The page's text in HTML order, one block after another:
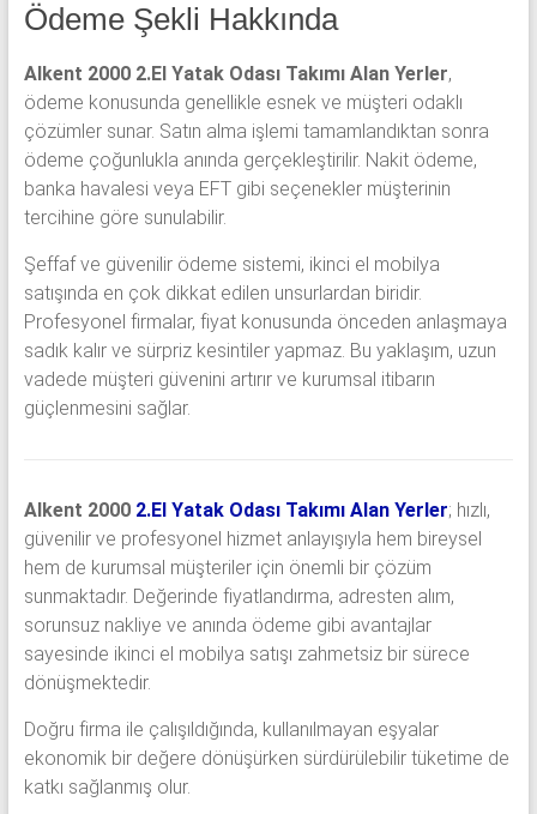
Ödeme Şekli Hakkında
Alkent 2000 2.El Yatak Odası Takımı Alan Yerler,
ödeme konusunda genellikle esnek ve müşteri odaklı
çözümler sunar. Satın alma işlemi tamamlandıktan sonra
ödeme çoğunlukla anında gerçekleştirilir. Nakit ödeme,
banka havalesi veya EFT gibi seçenekler müşterinin
tercihine göre sunulabilir.
Şeffaf ve güvenilir ödeme sistemi, ikinci el mobilya
satışında en çok dikkat edilen unsurlardan biridir.
Profesyonel firmalar, fiyat konusunda önceden anlaşmaya
sadık kalır ve sürpriz kesintiler yapmaz. Bu yaklaşım, uzun
vadede müşteri güvenini artırır ve kurumsal itibarın
güçlenmesini sağlar.
Alkent 2000 2.El Yatak Odası Takımı Alan Yerler; hızlı,
güvenilir ve profesyonel hizmet anlayışıyla hem bireysel
hem de kurumsal müşteriler için önemli bir çözüm
sunmaktadır. Değerinde fiyatlandırma, adresten alım,
sorunsuz nakliye ve anında ödeme gibi avantajlar
sayesinde ikinci el mobilya satışı zahmetsiz bir sürece
dönüşmektedir.
Doğru firma ile çalışıldığında, kullanılmayan eşyalar
ekonomik bir değere dönüşürken sürdürülebilir tüketime de
katkı sağlanmış olur.